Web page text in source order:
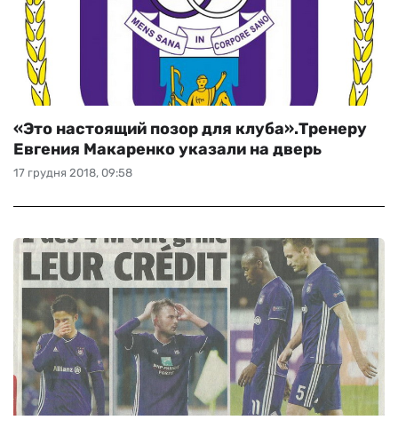
17 грудня 2018, 09:58
«Это настоящий позор для клуба».Тренеру
Евгения Макаренко указали на дверь